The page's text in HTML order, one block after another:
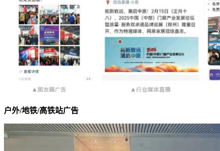
户外/地铁/高铁站广告